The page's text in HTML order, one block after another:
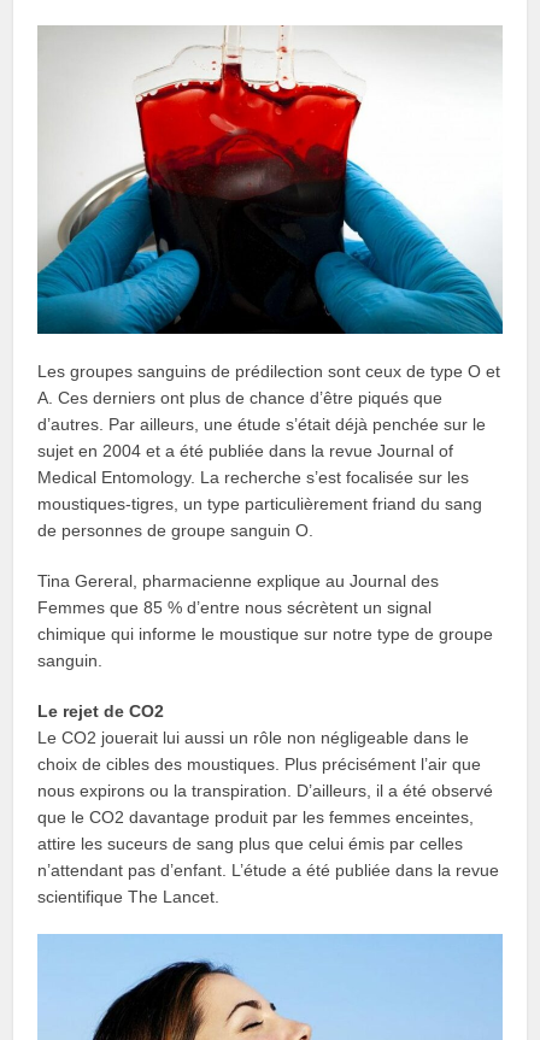
Les groupes sanguins de prédilection sont ceux de type O et
A. Ces derniers ont plus de chance d’être piqués que
d’autres. Par ailleurs, une étude s’était déjà penchée sur le
sujet en 2004 et a été publiée dans la revue Journal of
Medical Entomology. La recherche s’est focalisée sur les
moustiques-tigres, un type particulièrement friand du sang
de personnes de groupe sanguin O.
Tina Gereral, pharmacienne explique au Journal des
Femmes que 85 % d’entre nous sécrètent un signal
chimique qui informe le moustique sur notre type de groupe
sanguin.
Le rejet de CO2
Le CO2 jouerait lui aussi un rôle non négligeable dans le
choix de cibles des moustiques. Plus précisément l’air que
nous expirons ou la transpiration. D’ailleurs, il a été observé
que le CO2 davantage produit par les femmes enceintes,
attire les suceurs de sang plus que celui émis par celles
n’attendant pas d’enfant. L’étude a été publiée dans la revue
scientifique The Lancet.